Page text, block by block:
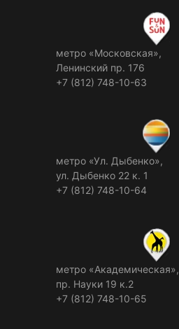
метро «Московская»,
Ленинский пр. 176
+7 (812) 748-10-63
метро «Ул. Дыбенко»,
ул. Дыбенко 22 к. 1
+7 (812) 748-10-64
метро «Академическая»,
пр. Науки 19 к.2
+7 (812) 748-10-65